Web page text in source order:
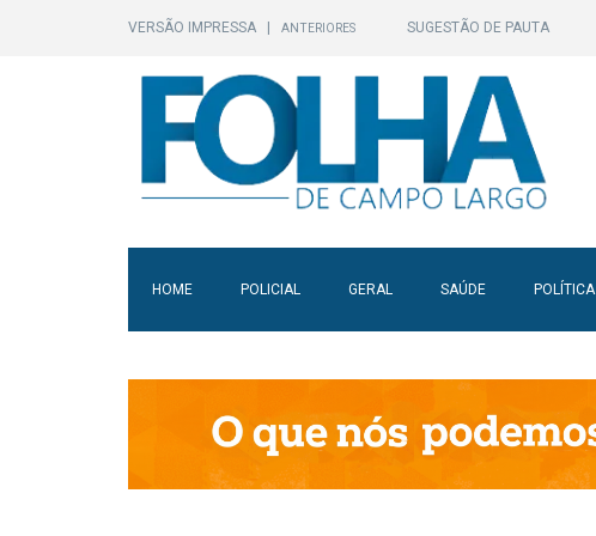
VERSÃO IMPRESSA ANTERIORES SUGESTÃO DE PAUTA
HOME POLICIAL GERAL SAÚDE POLÍTICA